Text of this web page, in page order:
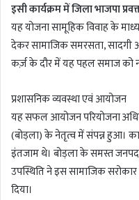
इसी कार्यक्रम में जिला भाजपा
यह योजना सामूहिक विवाह के
देकर सामाजिक समरसता, सादगी
कर्ज़ के दौर में यह पहल समाज को
प्रशासनिक व्यवस्था एवं आयोजन
यह सफल आयोजन परियोजना
(बोड़ला) के नेतृत्व में संपन्न हुआ।
इंतजाम थे। बोड़ला के समस्त जनपद
उपस्थिति ने इस सामाजिक
दिया।